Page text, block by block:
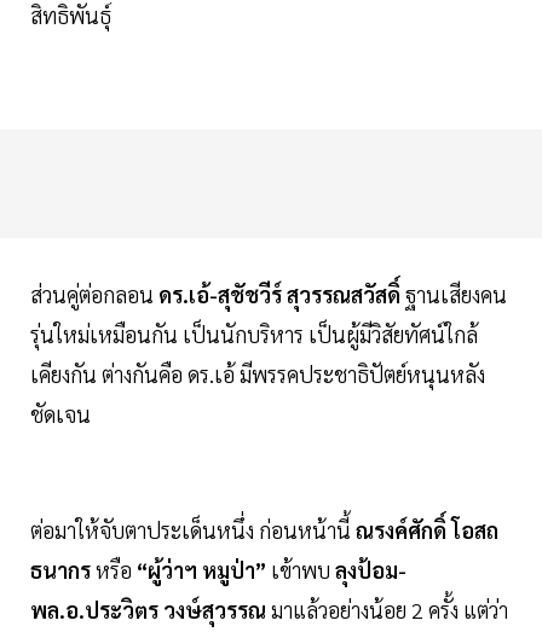
สิทธิพันธุ์
ส่วนคู่ต่อกลอน ดร.เอ้-สุชัชวีร์ สุวรรณสวัสดิ์ ฐานเสียงคน
รุ่นใหม่เหมือนกัน เป็นนักบริหาร เป็นผู้มีวิสัยทัศน์ใกล้
เคียงกัน ต่างกันคือ ดร.เอ้ มีพรรคประชาธิปัตย์หนุนหลัง
ชัดเจน
ต่อมาให้จับตาประเด็นหนึ่ง ก่อนหน้านี้ ณรงค์ศักดิ์ โอสถ
ธนากรหรือ “ผู้ว่าฯ หมูป่า” เข้าพบ ลุงป้อม-
พล.อ.ประวิตร วงษ์สุวรรณ มาแล้วอย่างน้อย 2 ครั้ง แต่ว่า